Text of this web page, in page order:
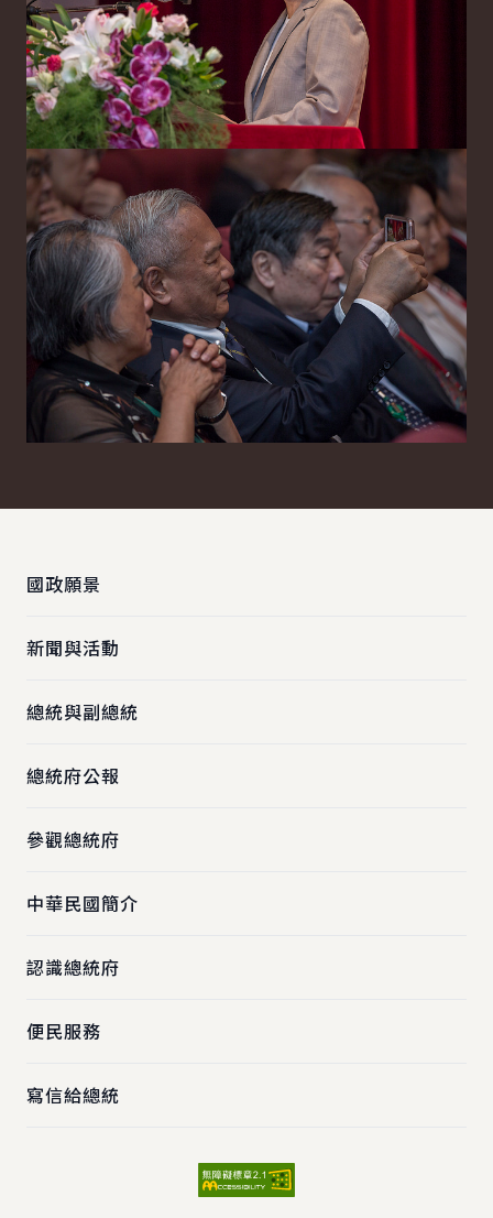
國政願景
新聞與活動
總統與副總統
總統府公報
參觀總統府
中華民國簡介
認識總統府
便民服務
寫信給總統